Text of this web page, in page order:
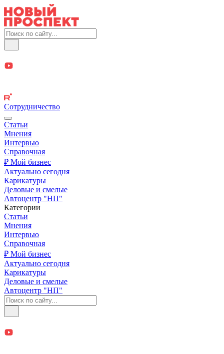
Сотрудничество
Статьи
Мнения
Интервью
Справочная
₽ Мой бизнес
Актуально сегодня
Карикатуры
Деловые и смелые
Автоцентр "НП"
Категории
Статьи
Мнения
Интервью
Справочная
₽ Мой бизнес
Актуально сегодня
Карикатуры
Деловые и смелые
Автоцентр "НП"